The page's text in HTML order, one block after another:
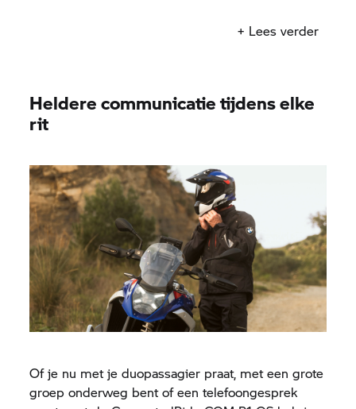
+ Lees verder
Heldere communicatie tijdens elke
rit
Of je nu met je duopassagier praat, met een grote
groep onderweg bent of een telefoongesprek